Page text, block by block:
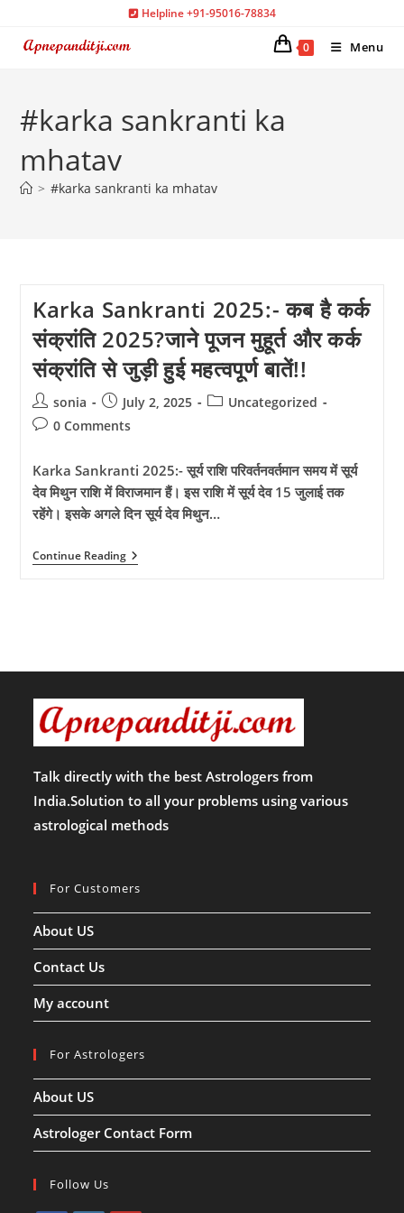
content
Helpline +91-95016-78834
0 Menu
#karka sankranti ka
mhatav
> #karka sankranti ka mhatav
Karka Sankranti 2025:- कब है कर्क
संक्रांति 2025?जाने पूजन मुहूर्त और कर्क
संक्रांति से जुड़ी हुई महत्वपूर्ण बातें!!
Post
author:
sonia
Post
published:
July 2, 2025
PostUncategorized
Post0 Comments
Karka Sankranti 2025:- सूर्य राशि परिवर्तनवर्तमान समय में सूर्य
देव मिथुन राशि में विराजमान हैं। इस राशि में सूर्य देव 15 जुलाई तक
रहेंगे। इसके अगले दिन सूर्य देव मिथुन…
Continue ReadingKarka
Sankranti
जाने
मुहूर्त
और
कर्क
संक्रांति
जुड़ी
हुई
महत्वपूर्ण
बातें!!
Talk directly with the best Astrologers from
India.Solution to all your problems using various
astrological methods
For Customers
About US
Contact Us
My account
For Astrologers
About US
Astrologer Contact Form
Follow Us